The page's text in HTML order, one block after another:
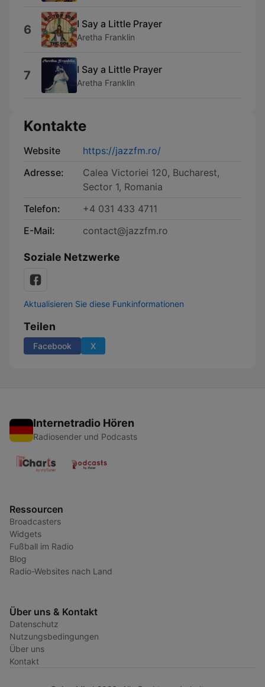
6 I Say a Little Prayer
Aretha Franklin
7 I Say a Little Prayer
Aretha Franklin
Kontakte
Website
https://jazzfm.ro/
Adresse:
Calea Victoriei 120, Bucharest,
Sector 1, Romania
Telefon:
+4 031 433 4711
E-Mail:
contact@jazzfm.ro
Soziale Netzwerke
Aktualisieren Sie diese Funkinformationen
Teilen
Facebook X
Internetradio Hören
Radiosender und Podcasts
Ressourcen
Broadcasters
Widgets
Fußball im Radio
Blog
Radio-Websites nach Land
Über uns & Kontakt
Datenschutz
Nutzungsbedingungen
Über uns
Kontakt